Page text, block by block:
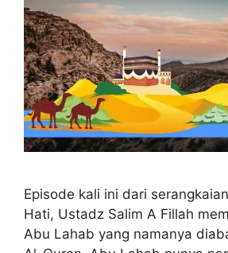
Episode kali ini dari
Hati, Ustadz Salim A Fillah
Abu Lahab yang namanya